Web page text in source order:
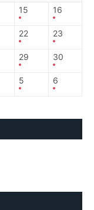
15 16
22 23
29 30
5 6